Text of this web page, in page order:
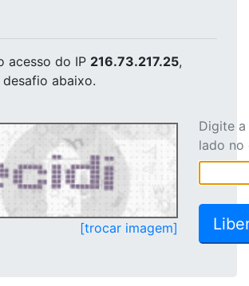
acesso do IP 216.73.217.25,
abaixo.
[trocar imagem]
Digite
lado no